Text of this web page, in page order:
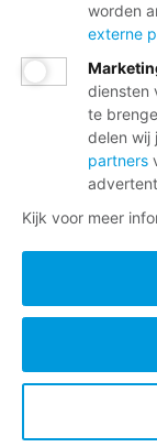
worden
externe
diensten
te
delen wij
partners
Kijk voor meer